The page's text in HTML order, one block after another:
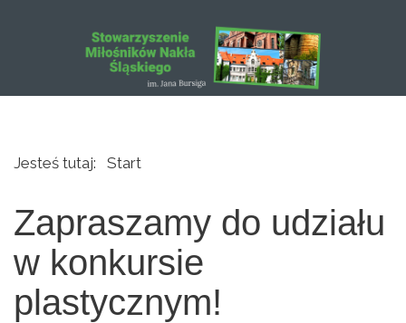
Jesteś tutaj: Start
Zapraszamy do udziału
w konkursie
plastycznym!